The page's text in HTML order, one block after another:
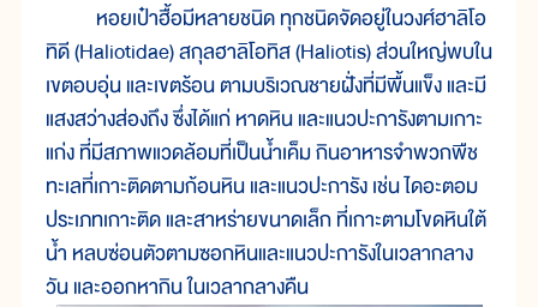
หอยเป๋าฮื้อมีหลายชนิด ทุกชนิดจัดอยู่ในวงศ์ฮาลิโอ
ทิดี (Haliotidae) สกุลฮาลิโอทิส (Haliotis) ส่วนใหญ่พบใน
เขตอบอุ่น และเขตร้อน ตามบริเวณชายฝั่งที่มีพื้นแข็ง และมี
แสงสว่างส่องถึง ซึ่งได้แก่ หาดหิน และแนวปะการังตามเกาะ
แก่ง ที่มีสภาพแวดล้อมที่เป็นน้ำเค็ม กินอาหารจำพวกพืช
ทะเลที่เกาะติดตามก้อนหิน และแนวปะการัง เช่น ไดอะตอม
ประเภทเกาะติด และสาหร่ายขนาดเล็ก ที่เกาะตามโขดหินใต้
น้ำ หลบซ่อนตัวตามซอกหินและแนวปะการังในเวลากลาง
วัน และออกหากิน ในเวลากลางคืน